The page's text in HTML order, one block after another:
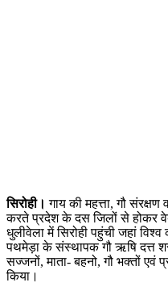
सिरोही। गाय की महत्ता, गौ
करते प्रदेश के दस जिलों से होकर
धुलीवेला में सिरोही पहुंची जहां विश्व
पथमेड़ा के संस्थापक गौ ऋषि दत्त
सज्जनों, माता- बहनो, गौ भक्तों एवं
किया।